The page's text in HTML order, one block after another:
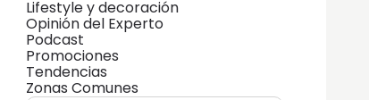
Lifestyle y decoración
Opinión del Experto
Podcast
Promociones
Tendencias
Zonas Comunes